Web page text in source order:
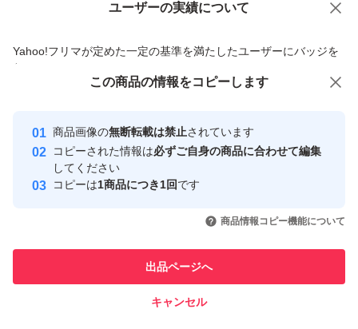
ユーザーの実績について
Yahoo!フリマが定めた一定の基準を満たしたユーザーにバッジを
付与しています
安心取引出品者
心・安全なユーザーです
取引実績
引を完了させた実績があります
での取引実績があります
価格の相談 商品への質問
この商品の情報をコピーします
商品画像の無断転載は禁止されています
コピーされた情報は必ずご自身の商品に合わせて編集
してください
コピーは1商品につき1回です
商品情報コピー機能について
出品ページへ
キャンセル
この商品をみている人にオススメ